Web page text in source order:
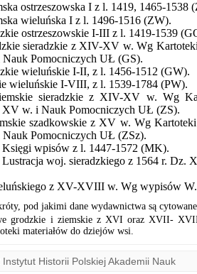
ostrzeszowska I z l. 1419, 1465-1538
wieluńska I z l. 1496-1516 (ZW).
ostrzeszowskie I-III z l. 1419-1539
sieradzkie z XIV-XV w. Wg
Pomocniczych UŁ (GS).
wieluńskie I-II, z l. 1456-1512 (GW).
wieluńskie I-VIII, z l. 1539-1784 (PW).
sieradzkie z XIV-XV w. Wg
w. i Nauk Pomocniczych UŁ (ZS).
szadkowskie z XV w. Wg
Pomocniczych UŁ (ZSz).
wpisów z l. 1447-1572 (MK).
woj. sieradzkiego z 1564 r.
z XV-XVIII w. Wg wypisów
pod jakimi dane wydawnictwa są
grodzkie i ziemskie z XVI oraz XVII-
materiałów do dziejów wsi.
Historii Polskiej Akademii Nauk